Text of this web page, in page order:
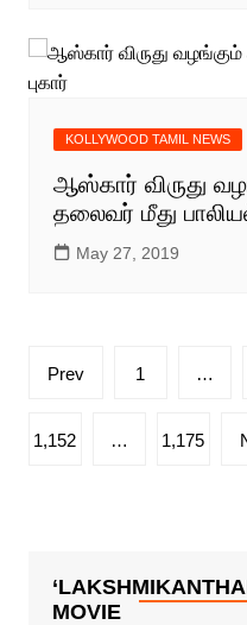
KOLLYWOOD TAMIL NEWS
ஆஸ்கார் விருது
தலைவர் மீது
May 27, 2019
Posts
Prev 1 …
1,152 … 1,175
MOVIE